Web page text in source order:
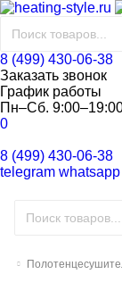
8 (499) 430-06-38
Заказать звонок
График работы
Пн–Сб.
0
8 (499) 430-06-38
telegram whatsapp